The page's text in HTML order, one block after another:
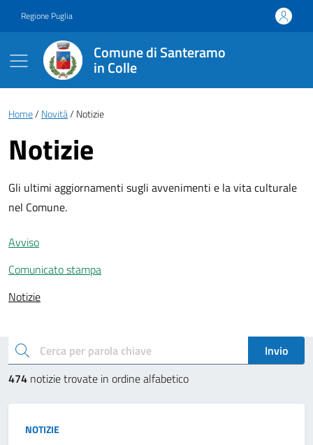
Regione Puglia
Comune di Santeramo
in Colle
Briciole di pane
Home Novità Notizie
Notizie
Gli ultimi aggiornamenti sugli avvenimenti e la vita culturale
nel Comune.
Avviso
Comunicato stampa
Notizie
Esplora le novità
cerca
Invio
474 notizie trovate in ordine alfabetico
Tipo:
NOTIZIE